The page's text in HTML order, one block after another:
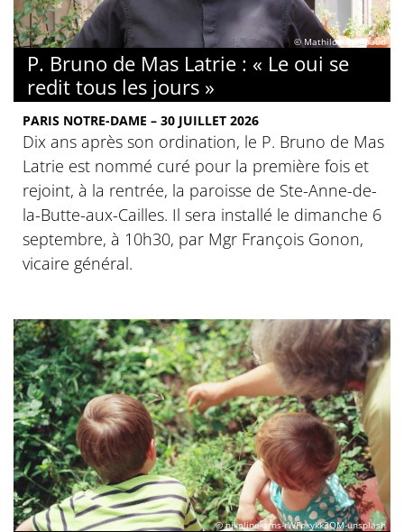
© Mathilde Rambaud
P. Bruno de Mas Latrie : « Le oui se
redit tous les jours »
PARIS NOTRE-DAME – 30 JUILLET 2026
Dix ans après son ordination, le P. Bruno de Mas
Latrie est nommé curé pour la première fois et
rejoint, à la rentrée, la paroisse de Ste-Anne-de-
la-Butte-aux-Cailles. Il sera installé le dimanche 6
septembre, à 10h30, par Mgr François Gonon,
vicaire général.
© nikoline-arns-rWFpxykk3QM-unsplash